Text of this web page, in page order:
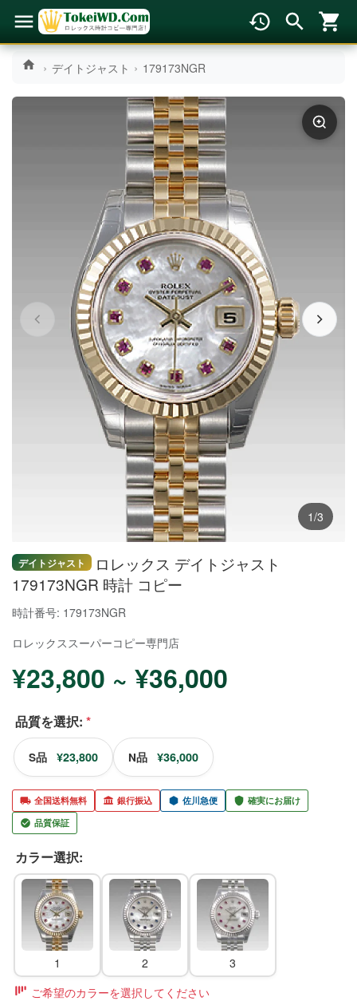
デイトジャスト 179173NGR
1/3
デイトジャスト
ロレックス デイトジャスト
179173NGR 時計 コピー
時計番号: 179173NGR
ロレックススーパーコピー専門店
¥23,800 ~ ¥36,000
品質を選択: *
S品 ¥23,800 N品 ¥36,000
全国送料無料 銀行振込 佐川急便
確実にお届け
品質保証
カラー選択:
1 2
3
ご希望のカラーを選択してください